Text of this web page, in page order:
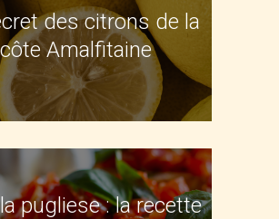
des citrons de la
côte Amalfitaine
pugliese : la recette